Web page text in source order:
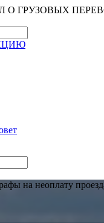
О ГРУЗОВЫХ
на неоплату